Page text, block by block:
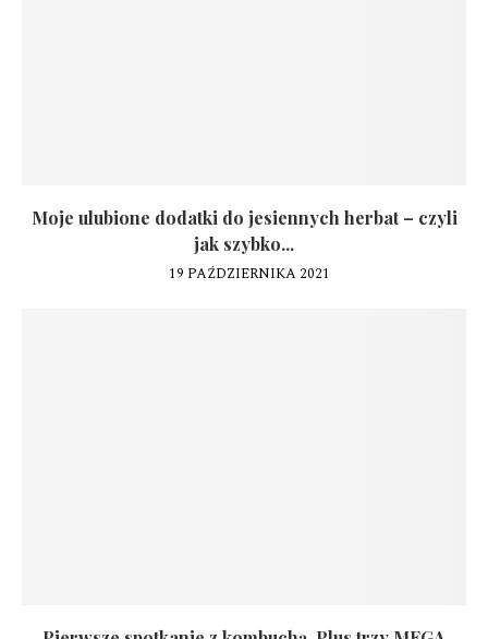
Moje ulubione dodatki do jesiennych herbat – czyli
jak szybko...
19 PAŹDZIERNIKA 2021